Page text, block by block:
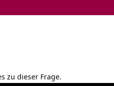
zu dieser Frage.